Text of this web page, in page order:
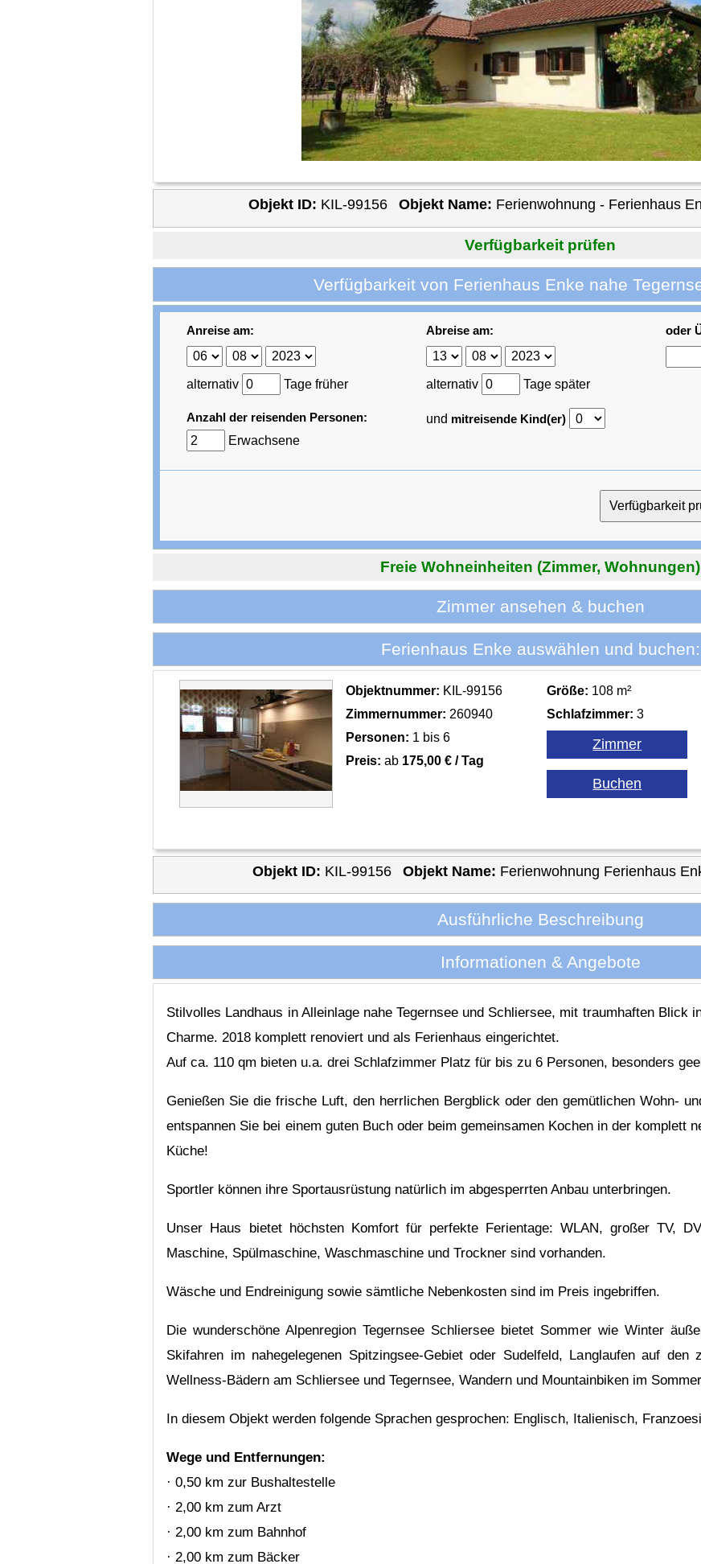
Objekt ID: KIL-99156 Objekt Name: Ferienwohnung - Ferienhaus
Verfügbarkeit prüfen
Verfügbarkeit von Ferienhaus Enke nahe
Anreise am:
alternativ Tage früher
Abreise am:
alternativ Tage später
oder
Anzahl der reisenden Personen:
Erwachsene
und mitreisende Kind(er)
Freie Wohneinheiten (Zimmer, Wohnungen)
Zimmer ansehen & buchen
Ferienhaus Enke auswählen und buchen:
Objektnummer: KIL-99156
Zimmernummer: 260940
Personen: 1 bis 6
Preis: ab 175,00 € / Tag
Größe: 108 m²
Schlafzimmer: 3
Objekt ID: KIL-99156 Objekt Name: Ferienwohnung Ferienhaus
Ausführliche Beschreibung
Informationen & Angebote
Stilvolles Landhaus in Alleinlage nahe Tegernsee und Schliersee, mit traumhaften Blick
Charme. 2018 komplett renoviert und als Ferienhaus eingerichtet.
Auf ca. 110 qm bieten u.a. drei Schlafzimmer Platz für bis zu 6 Personen, besonders
Genießen Sie die frische Luft, den herrlichen Bergblick oder den gemütlichen Wohn-
entspannen Sie bei einem guten Buch oder beim gemeinsamen Kochen in der komplett
Küche!
Sportler können ihre Sportausrüstung natürlich im abgesperrten Anbau unterbringen.
Unser Haus bietet höchsten Komfort für perfekte Ferientage: WLAN, großer TV,
Maschine, Spülmaschine, Waschmaschine und Trockner sind vorhanden.
Wäsche und Endreinigung sowie sämtliche Nebenkosten sind im Preis ingebriffen.
Die wunderschöne Alpenregion Tegernsee Schliersee bietet Sommer wie Winter
Skifahren im nahegelegenen Spitzingsee-Gebiet oder Sudelfeld, Langlaufen auf den
Wellness-Bädern am Schliersee und Tegernsee, Wandern und Mountainbiken im
In diesem Objekt werden folgende Sprachen gesprochen: Englisch, Italienisch,
Wege und Entfernungen:
· 0,50 km zur Bushaltestelle
· 2,00 km zum Arzt
· 2,00 km zum Bahnhof
· 2,00 km zum Bäcker